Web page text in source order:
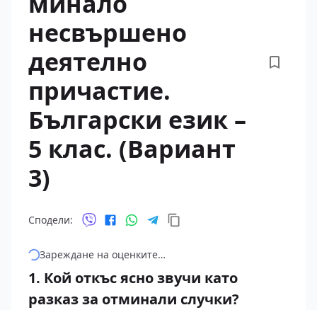
несвършено
деятелно
причастие.
Български език –
5 клас. (Вариант
3)
Сподели:
Зареждане на оценките…
1. Кой откъс ясно звучи като
разказ за отминали случки?